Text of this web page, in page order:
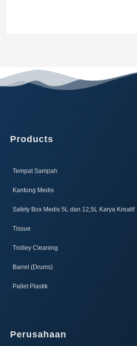
Products
Tempat Sampah
Kantong Medis
Safety Box Medis 5L dan 12,5L Karya Kreatif​
Tissue
Trolley Cleaning
Barrel (Drums)
Pallet Plastik
Perusahaan